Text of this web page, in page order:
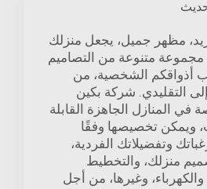
مظهر جميل، يجعل منزلك
مجموعة متنوعة من التصاميم
أذواقكم الشخصية، من
التقليدي. شركة بكين
المنازل الجاهزة القابلة
ويمكن تخصيصها وفقًا
وتفضيلاتك الفردية،
منزلك، والتخطيط
والكهرباء، وغيرها، من أجل